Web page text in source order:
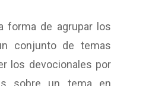
forma de agrupar los
conjunto de temas
los devocionales por
sobre un tema en